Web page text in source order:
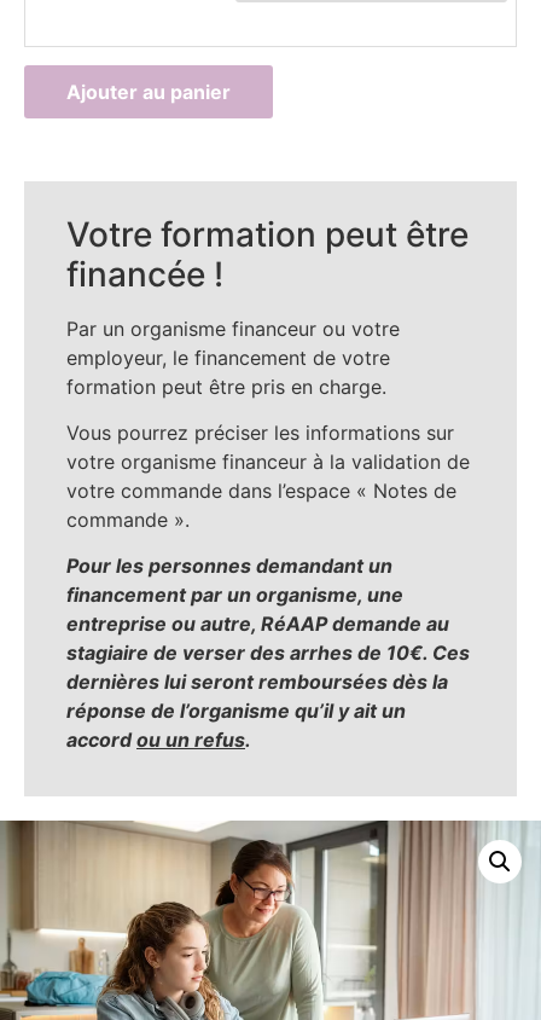
Ajouter au panier
Votre formation peut être
financée !
Par un organisme financeur ou votre
employeur, le financement de votre
formation peut être pris en charge.
Vous pourrez préciser les informations sur
votre organisme financeur à la validation de
votre commande dans l’espace « Notes de
commande ».
Pour les personnes demandant un
financement par un organisme, une
entreprise ou autre, RéAAP demande au
stagiaire de verser des arrhes de 10€. Ces
dernières lui seront remboursées dès la
réponse de l’organisme qu’il y ait un
accordou un refus.